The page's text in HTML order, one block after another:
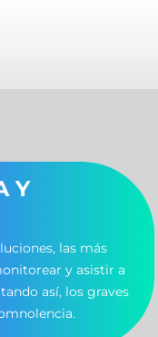
Y
las más
y asistir a
así, los graves